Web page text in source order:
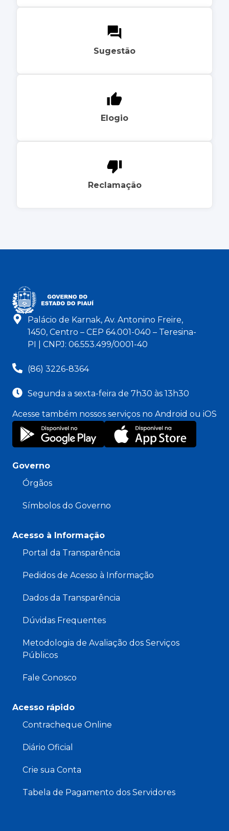
Sugestão
Elogio
Reclamação
Palácio de Karnak, Av. Antonino Freire,
1450, Centro – CEP 64.001-040 – Teresina-
PI | CNPJ: 06.553.499/0001-40
(86) 3226-8364
Segunda a sexta-feira de 7h30 às 13h30
Acesse também nossos serviços no Android ou iOS
Governo
Órgãos
Símbolos do Governo
Acesso à Informação
Portal da Transparência
Pedidos de Acesso à Informação
Dados da Transparência
Dúvidas Frequentes
Metodologia de Avaliação dos Serviços
Públicos
Fale Conosco
Acesso rápido
Contracheque Online
Diário Oficial
Crie sua Conta
Tabela de Pagamento dos Servidores